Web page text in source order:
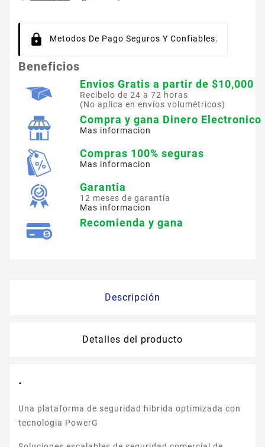
Metodos De Pago Seguros Y Confiables.
Beneficios
Envios Gratis a partir de $10,000
Recibelo de 24 a 72 horas
(No aplica en envíos volumétricos)
Compra y gana Dinero Electronico
Mas informacion
Compras 100% seguras
Mas informacion
Garantia
12 meses de garantía
Mas informacion
Recomienda y gana
Descripción
Detalles del producto
.
Una plataforma de seguridad hibrida optimizada con
tecnologia PowerG